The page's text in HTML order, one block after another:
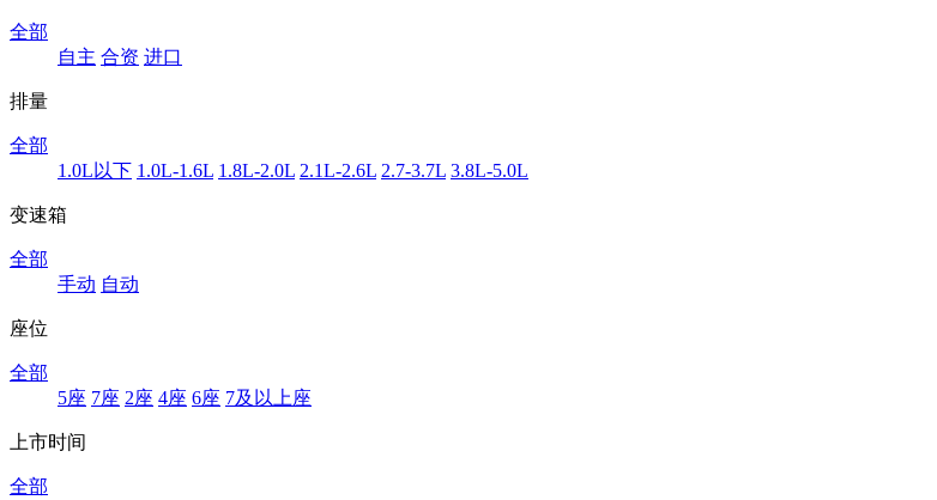
全部
自主 合资 进口
排量
全部
1.0L以下 1.0L-1.6L 1.8L-2.0L 2.1L-2.6L 2.7-3.7L 3.8L-5.0L
变速箱
全部
手动 自动
座位
全部
5座 7座 2座 4座 6座 7及以上座
上市时间
全部